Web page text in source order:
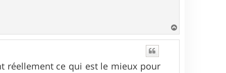
a
réellement ce qui est le mieux pour